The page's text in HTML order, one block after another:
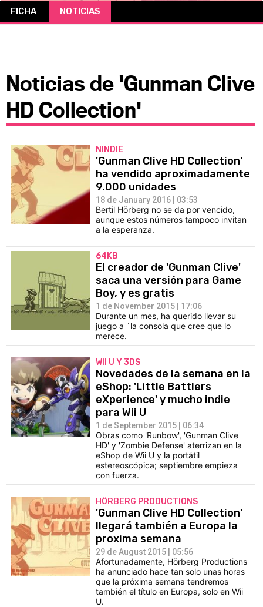
FICHA NOTICIAS
Noticias de 'Gunman Clive
HD Collection'
NINDIE
'Gunman Clive HD Collection'
ha vendido aproximadamente
9.000 unidades
18 de January 2016 | 03:53
Bertil Hörberg no se da por vencido,
aunque estos números tampoco invitan
a la esperanza.
64KB
El creador de 'Gunman Clive'
saca una versión para Game
Boy, y es gratis
1 de November 2015 | 17:06
Durante un mes, ha querido llevar su
juego a ´la consola que cree que lo
merece.
WII U Y 3DS
Novedades de la semana en la
eShop: 'Little Battlers
eXperience' y mucho indie
para Wii U
1 de September 2015 | 06:34
Obras como 'Runbow', 'Gunman Clive
HD' y 'Zombie Defense' aterrizan en la
eShop de Wii U y la portátil
estereoscópica; septiembre empieza
con fuerza.
HÖRBERG PRODUCTIONS
'Gunman Clive HD Collection'
llegará también a Europa la
proxima semana
29 de August 2015 | 05:56
Afortunadamente, Hörberg Productions
ha anunciado hace tan solo unas horas
que la próxima semana tendremos
también el título en Europa, solo en Wii
U.